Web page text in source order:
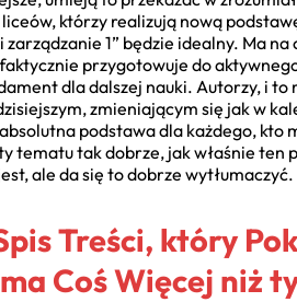
którzy realizują nową
1” będzie idealny. Ma
przygotowuje do
dla dalszej nauki. Autorzy, i
zmieniającym się jak w
podstawa dla każdego, kto
tematu tak dobrze, jak właśnie ten
ale da się to dobrze wytłumaczyć.
Treści, który
Coś Więcej niż